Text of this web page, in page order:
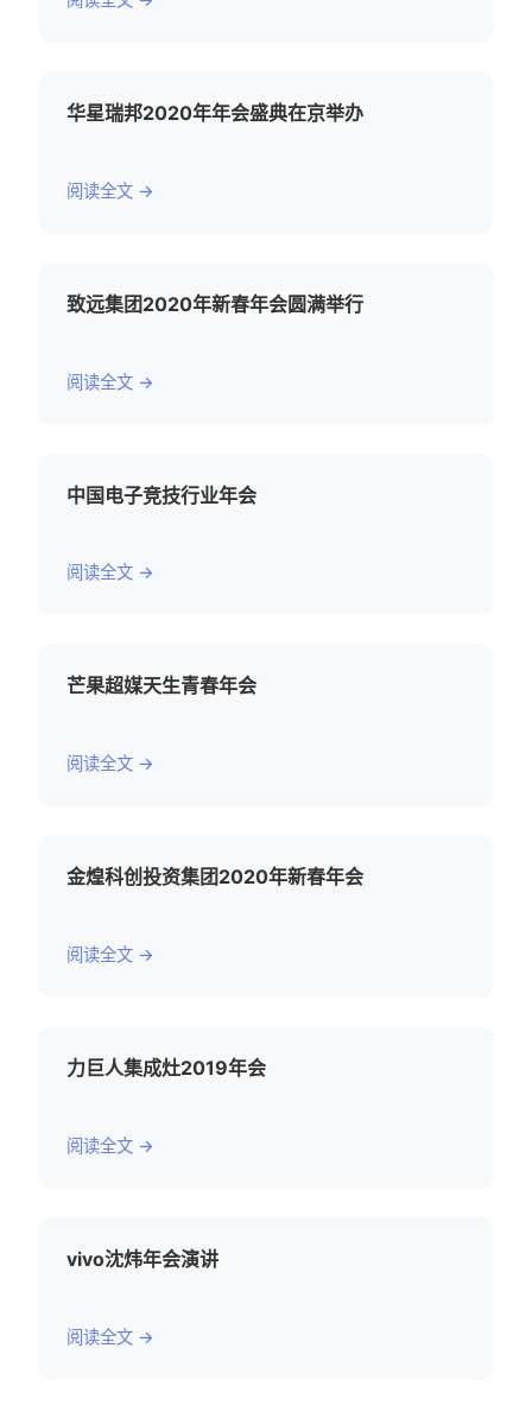
华星瑞邦2020年年会盛典在京举办
阅读全文 →
致远集团2020年新春年会圆满举行
阅读全文 →
中国电子竞技行业年会
阅读全文 →
芒果超媒天生青春年会
阅读全文 →
金煌科创投资集团2020年新春年会
阅读全文 →
力巨人集成灶2019年会
阅读全文 →
vivo沈炜年会演讲
阅读全文 →